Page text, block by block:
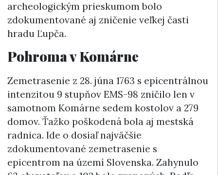
archeologickým prieskumom bolo
zdokumentované aj zničenie veľkej časti
hradu Ľupča.
Pohroma v Komárne
Zemetrasenie z 28. júna 1763 s epicentrálnou
intenzitou 9 stupňov EMS-98 zničilo len v
samotnom Komárne sedem kostolov a 279
domov. Ťažko poškodená bola aj mestská
radnica. Ide o dosiaľ najväčšie
zdokumentované zemetrasenie s
epicentrom na území Slovenska. Zahynulo